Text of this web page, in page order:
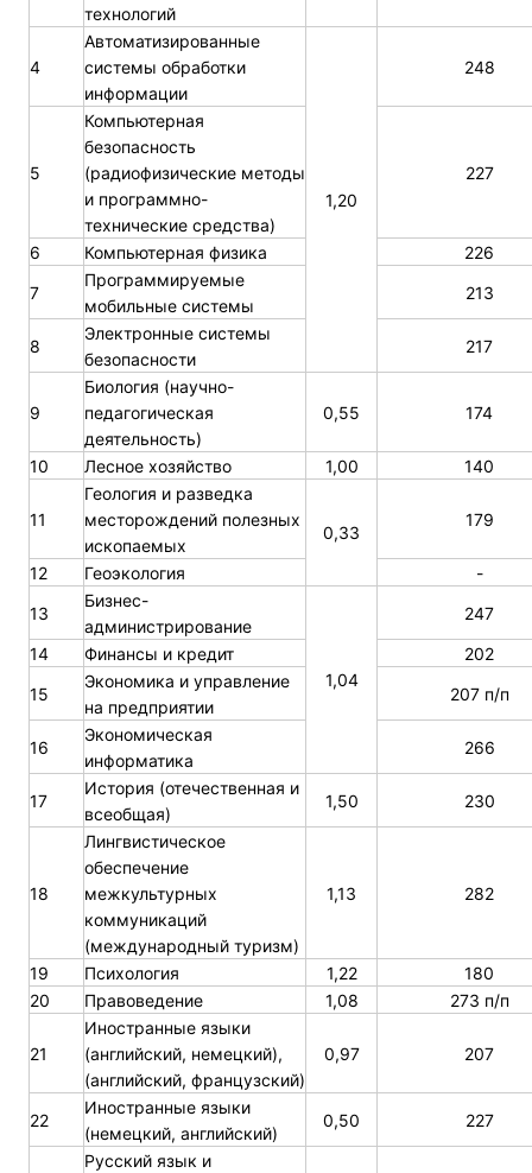
технологий
4
Автоматизированные
системы обработки
информации
1,20
248
5
Компьютерная
безопасность
(радиофизические методы
и программно-
технические средства)
227
6 Компьютерная физика
226
7
Программируемые
мобильные системы
213
8
Электронные системы
безопасности
217
9
Биология (научно-
педагогическая
деятельность)
0,55 174
10 Лесное хозяйство 1,00 140
11
Геология и разведка
месторождений полезных
ископаемых
0,33
179
12 Геоэкология
-
13
Бизнес-
администрирование
1,04
247
14
Финансы и кредит
202
15
Экономика и управление
на предприятии
207 п/п
16
Экономическая
информатика
266
17
История (отечественная и
всеобщая)
1,50 230
18
Лингвистическое
обеспечение
межкультурных
коммуникаций
(международный туризм)
1,13 282
19 Психология 1,22
180
20
Правоведение 1,08 273 п/п
21
Иностранные языки
(английский, немецкий),
(английский, французский)
0,97 207
22
Иностранные языки
(немецкий, английский)
0,50 227
Русский язык и